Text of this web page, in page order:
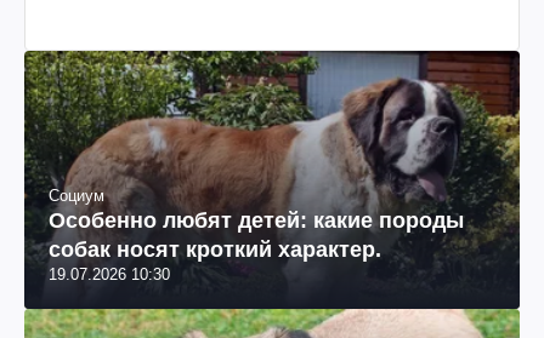
Социум
Особенно любят детей: какие породы
собак носят кроткий характер.
19.07.2026 10:30